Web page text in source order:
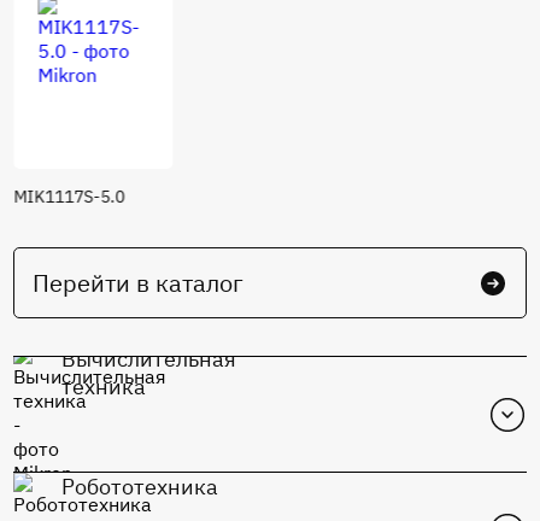
MIK1117S-5.0
Перейти в каталог
Вычислительная
техника
Робототехника